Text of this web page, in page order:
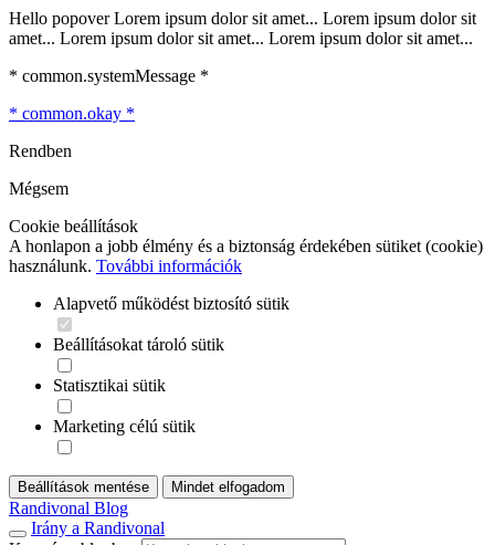
Hello popover Lorem ipsum dolor sit amet... Lorem ipsum dolor sit
amet... Lorem ipsum dolor sit amet... Lorem ipsum dolor sit amet...
* common.systemMessage *
* common.okay *
Rendben
Mégsem
Cookie beállítások
A honlapon a jobb élmény és a biztonság érdekében sütiket (cookie)
használunk. További információk
Alapvető működést biztosító sütik
Beállításokat tároló sütik
Statisztikai sütik
Marketing célú sütik
Beállítások mentése Mindet elfogadom
Randivonal Blog
Irány a Randivonal